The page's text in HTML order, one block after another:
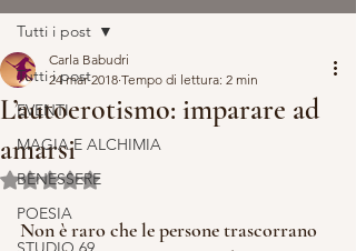
Tutti i post
EVENTI
MAGIA E ALCHIMIA
BENESSERE
POESIA
Tutti i post
L’autoerotismo: imparare ad
amarsi
Carla Babudri
24 mar 2018 Tempo di lettura: 2 min
Valutazione NaN stelle su 5.
Non è raro che le persone trascorrano